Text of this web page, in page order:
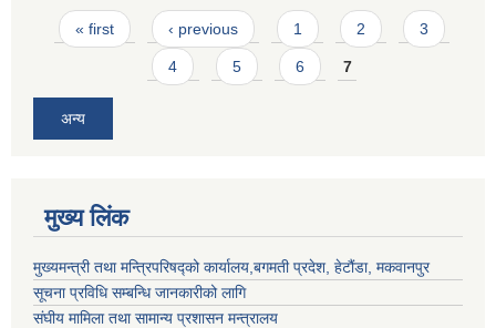
Pages
« first ‹ previous 1 2 3
4 5 6 7
अन्य
मुख्य लिंक
मुख्यमन्त्री तथा मन्त्रिपरिषद्को कार्यालय,बगमती प्रदेश, हेटौंडा, मकवानपुर
सूचना प्रविधि सम्बन्धि जानकारीको लागि
संघीय मामिला तथा सामान्य प्रशासन मन्त्रालय